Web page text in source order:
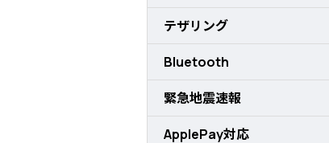
テザリング
Bluetooth
緊急地震速報
ApplePay対応